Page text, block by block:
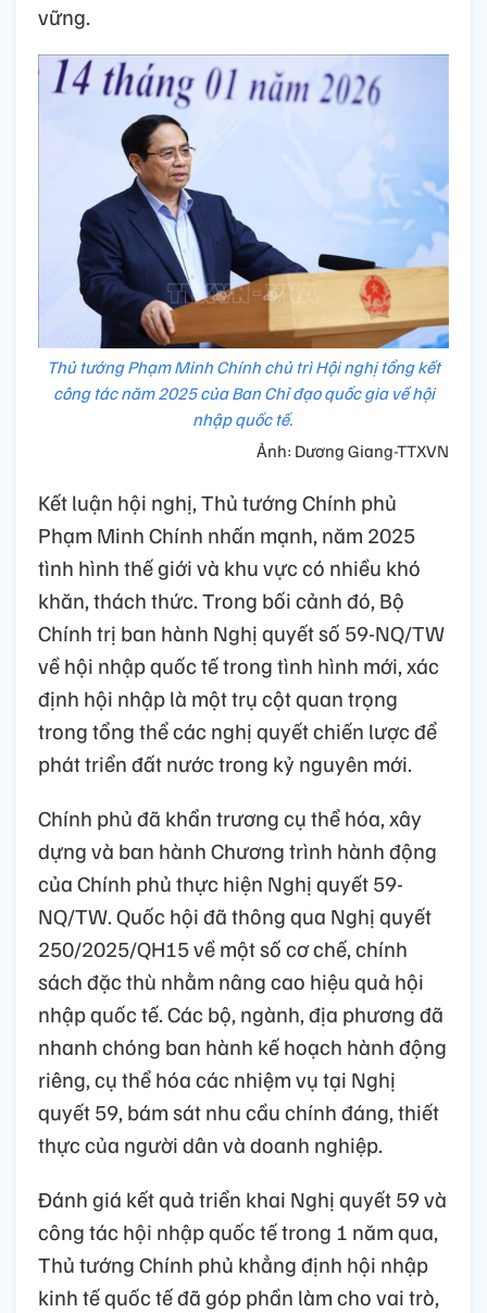
vững.
Thủ tướng Phạm Minh Chính chủ trì Hội nghị tổng kết
công tác năm 2025 của Ban Chỉ đạo quốc gia về hội
nhập quốc tế.
Ảnh: Dương Giang-TTXVN
Kết luận hội nghị, Thủ tướng Chính phủ
Phạm Minh Chính nhấn mạnh, năm 2025
tình hình thế giới và khu vực có nhiều khó
khăn, thách thức. Trong bối cảnh đó, Bộ
Chính trị ban hành Nghị quyết số 59-NQ/TW
về hội nhập quốc tế trong tình hình mới, xác
định hội nhập là một trụ cột quan trọng
trong tổng thể các nghị quyết chiến lược để
phát triển đất nước trong kỷ nguyên mới.
Chính phủ đã khẩn trương cụ thể hóa, xây
dựng và ban hành Chương trình hành động
của Chính phủ thực hiện Nghị quyết 59-
NQ/TW. Quốc hội đã thông qua Nghị quyết
250/2025/QH15 về một số cơ chế, chính
sách đặc thù nhằm nâng cao hiệu quả hội
nhập quốc tế. Các bộ, ngành, địa phương đã
nhanh chóng ban hành kế hoạch hành động
riêng, cụ thể hóa các nhiệm vụ tại Nghị
quyết 59, bám sát nhu cầu chính đáng, thiết
thực của người dân và doanh nghiệp.
Đánh giá kết quả triển khai Nghị quyết 59 và
công tác hội nhập quốc tế trong 1 năm qua,
Thủ tướng Chính phủ khẳng định hội nhập
kinh tế quốc tế đã góp phần làm cho vai trò,